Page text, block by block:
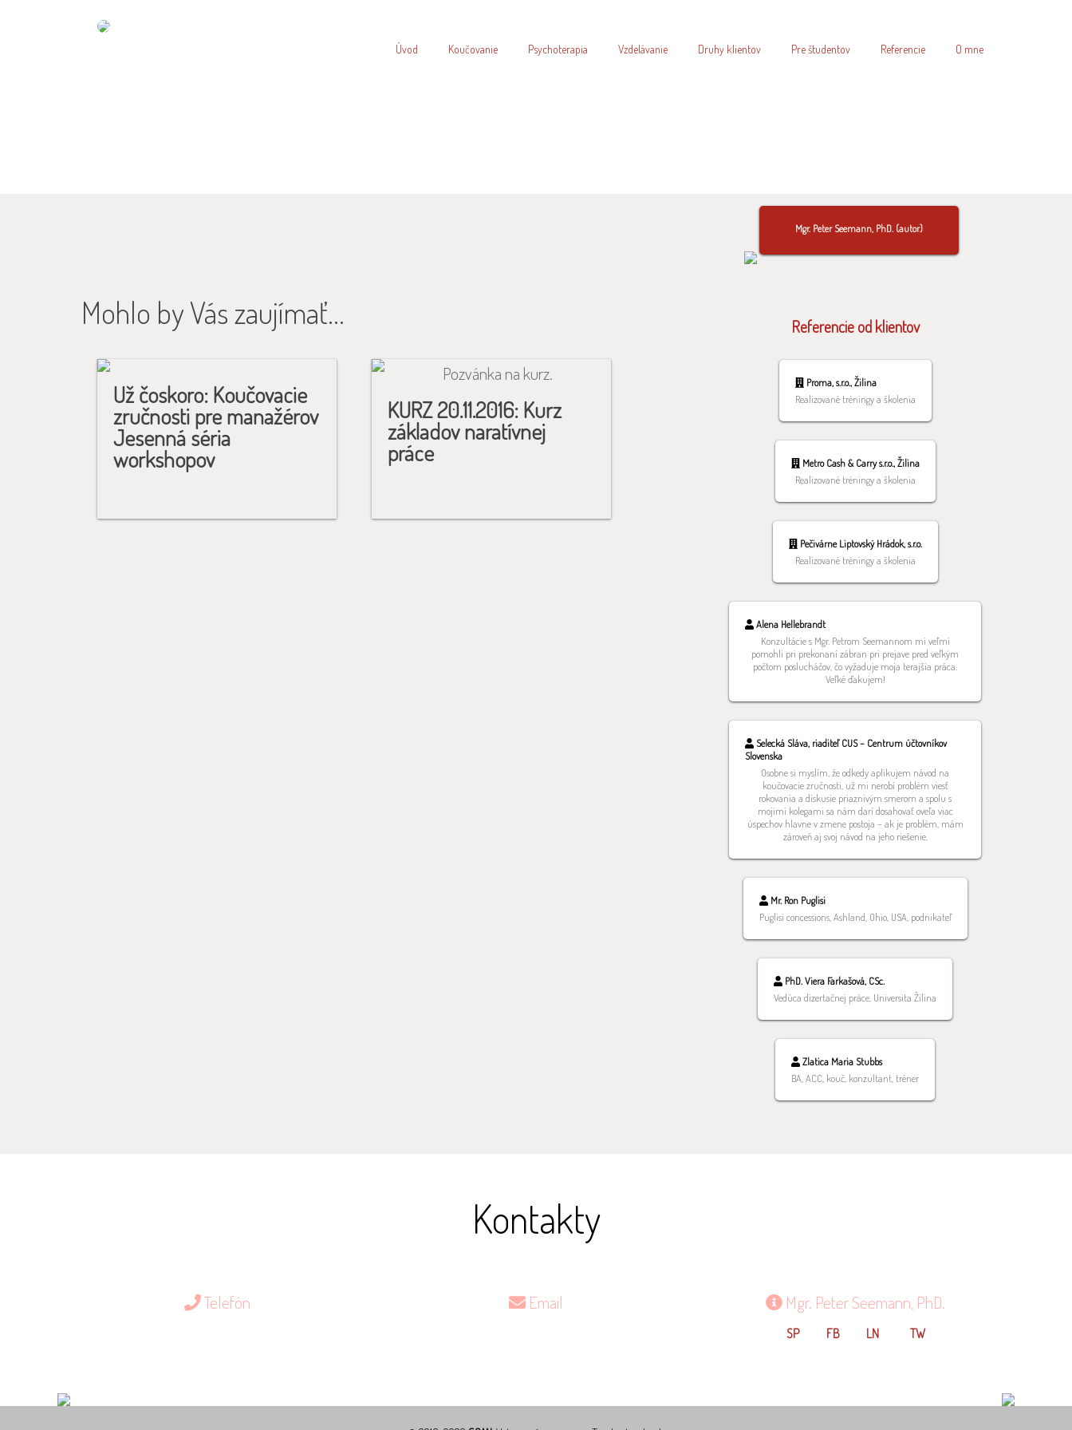
Úvod Koučovanie Psychoterapia Vzdelávanie Druhy klientov Pre študentov Referencie O mne
Mohlo by Vás zaujímať...
Už čoskoro: Koučovacie
zručnosti pre manažérov
Jesenná séria
workshopov
KURZ 20.11.2016: Kurz
základov naratívnej
práce
Mgr. Peter Seemann, PhD. (autor)
Referencie od klientov
Proma, s.r.o., Žilina
Realizované tréningy a školenia
Metro Cash & Carry s.r.o., Žilina
Realizované tréningy a školenia
Pečivárne Liptovský Hrádok, s.r.o.
Realizované tréningy a školenia
Alena Hellebrandt
Konzultácie s Mgr. Petrom Seemannom mi veľmi
pomohli pri prekonaní zábran pri prejave pred veľkým
počtom poslucháčov, čo vyžaduje moja terajšia práca.
Veľké ďakujem!
Selecká Sláva, riaditeľ CUS – Centrum účtovníkov
Slovenska
Osobne si myslím, že odkedy aplikujem návod na
koučovacie zručnosti, už mi nerobí problém viesť
rokovania a diskusie priaznivým smerom a spolu s
mojimi kolegami sa nám darí dosahovať oveľa viac
úspechov hlavne v zmene postoja – ak je problém, mám
zároveň aj svoj návod na jeho riešenie.
Mr. Ron Puglisi
Puglisi concessions, Ashland, Ohio, USA, podnikateľ
PhD. Viera Farkašová, CSc.
Vedúca dizertačnej práce, Universita Žilina
Zlatica Maria Stubbs
BA, ACC, kouč, konzultant, tréner
Kontakty
Telefón Email Mgr. Peter Seemann, PhD.
SP FB LN TW